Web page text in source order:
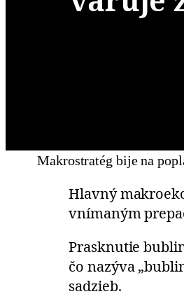
Makrostratég bije na
Hlavný
vnímaným
Prasknutie
čo nazýva
sadzieb.